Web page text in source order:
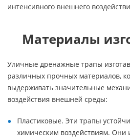
интенсивного внешнего
Материалы
Уличные дренажные трапы
различных прочных материалов,
выдерживать значительные
воздействия внешней среды:
Пластиковые. Эти трапы
химическим воздействиям. Они